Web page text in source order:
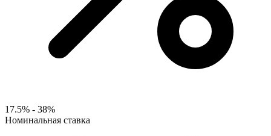
17.5% - 38%
Номинальная ставка